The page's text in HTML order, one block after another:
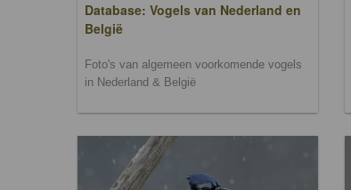
Database: Vogels van Nederland en
België
Foto's van algemeen voorkomende vogels
in Nederland & België